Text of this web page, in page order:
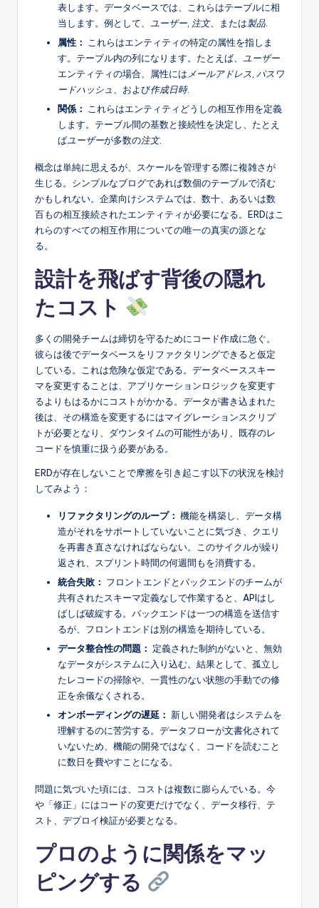
表します。データベースでは、これらはテーブルに相
当します。例として、 ユーザー 注文、または製品
属性：
これらはエンティティの特定の属性を指しま
す。テーブル内の列になります。たとえば、 ユーザー
エンティティの場合、属性には メールアドレス パスワ
ードハッシュ
、および作成日時.
関係：
これらはエンティティどうしの相互作用を定義
します。テーブル間の基数と接続性を決定し、たとえ
ばユーザーが多数の注文.
概念は単純に思えるが、スケールを管理する際に複雑さが
生じる。シンプルなブログであれば数個のテーブルで済む
かもしれない。企業向けシステムでは、数十、あるいは数
百もの相互接続されたエンティティが必要になる。ERDはこ
れらのすべての相互作用についての唯一の真実の源とな
る。
設計を飛ばす背後の隠れ
たコスト
多くの開発チームは締切を守るためにコード作成に急ぐ。
彼らは後でデータベースをリファクタリングできると仮定
している。これは危険な仮定である。データベーススキー
マを変更することは、アプリケーションロジックを変更す
るよりもはるかにコストがかかる。データが書き込まれた
後は、その構造を変更するにはマイグレーションスクリプ
トが必要となり、ダウンタイムの可能性があり、既存のレ
コードを慎重に扱う必要がある。
ERDが存在しないことで摩擦を引き起こす以下の状況を検討
してみよう：
リファクタリングのループ： 機能を構築し、データ構
造がそれをサポートしていないことに気づき、クエリ
を再書き直さなければならない。このサイクルが繰り
返され、スプリント時間の何週間もを消費する。
統合失敗： フロントエンドとバックエンドのチームが
共有されたスキーマ定義なしで作業すると、APIはし
ばしば破綻する。バックエンドは一つの構造を送信す
るが、フロントエンドは別の構造を期待している。
データ整合性の問題： 定義された制約がないと、無効
なデータがシステムに入り込む。結果として、孤立し
たレコードの掃除や、一貫性のない状態の手動での修
正を余儀なくされる。
オンボーディングの遅延： 新しい開発者はシステムを
理解するのに苦労する。データフローが文書化されて
いないため、機能の開発ではなく、コードを読むこと
に数日を費やすことになる。
問題に気づいた頃には、コストは複数に膨らんでいる。今
や「修正」にはコードの変更だけでなく、データ移行、テ
スト、デプロイ検証が必要となる。
プロのように関係をマッ
ピングする